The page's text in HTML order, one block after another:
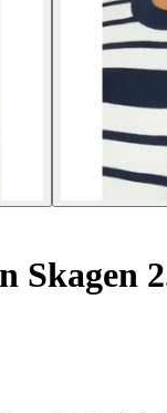
Skagen